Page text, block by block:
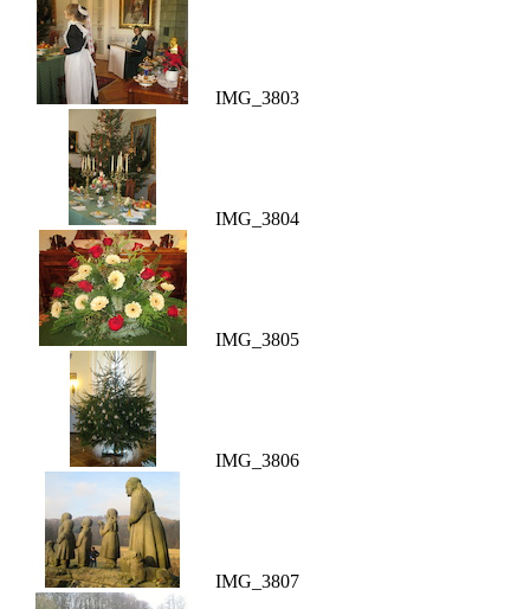
IMG_3803
IMG_3804
IMG_3805
IMG_3806
IMG_3807